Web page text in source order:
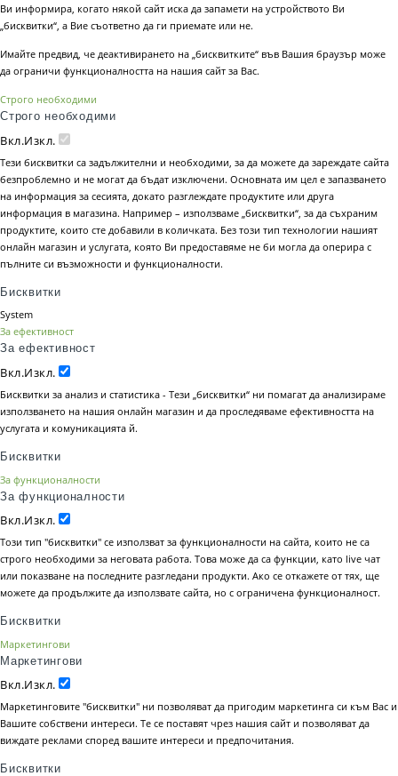
Ви информира, когато някой сайт иска да запамети на устройството Ви
„бисквитки“, а Вие съответно да ги приемате или не.
Имайте предвид, че деактивирането на „бисквитките“ във Вашия браузър може
да ограничи функционалността на нашия сайт за Вас.
Строго необходими
Строго необходими
Вкл.Изкл.
Тези бисквитки са задължителни и необходими, за да можете да зареждате сайта
безпроблемно и не могат да бъдат изключени. Основната им цел е запазването
на информация за сесията, докато разглеждате продуктите или друга
информация в магазина. Например – използваме „бисквитки“, за да съхраним
продуктите, които сте добавили в количката. Без този тип технологии нашият
онлайн магазин и услугата, която Ви предоставяме не би могла да оперира с
пълните си възможности и функционалности.
Бисквитки
System
За ефективност
За ефективност
Вкл.Изкл.
Бисквитки за анализ и статистика - Тези „бисквитки“ ни помагат да анализираме
използването на нашия онлайн магазин и да проследяваме ефективността на
услугата и комуникацията й.
Бисквитки
За функционалности
За функционалности
Вкл.Изкл.
Този тип "бисквитки" се използват за функционалности на сайта, които не са
строго необходими за неговата работа. Това може да са функции, като live чат
или показване на последните разгледани продукти. Ако се откажете от тях, ще
можете да продължите да използвате сайта, но с ограничена функционалност.
Бисквитки
Маркетингови
Маркетингови
Вкл.Изкл.
Маркетинговите "бисквитки" ни позволяват да пригодим маркетинга си към Вас и
Вашите собствени интереси. Те се поставят чрез нашия сайт и позволяват да
виждате реклами според вашите интереси и предпочитания.
Бисквитки